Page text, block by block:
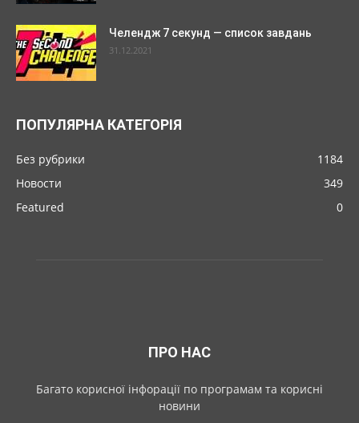
Челендж 7 секунд — список завдань
31.12.2021
ПОПУЛЯРНА КАТЕГОРІЯ
Без рубрики
1184
Новости
349
Featured
0
ПРО НАС
Багато корисної інфорації по програмам та корисні
новини